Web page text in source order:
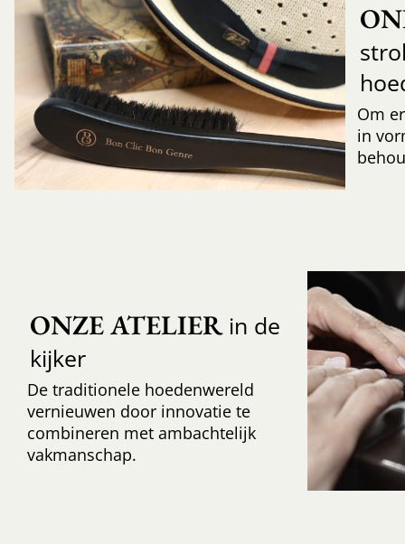
Om
in
ONZE ATELIERin de
kijker
De traditionele hoedenwereld
vernieuwen door innovatie te
combineren met ambachtelijk
vakmanschap.